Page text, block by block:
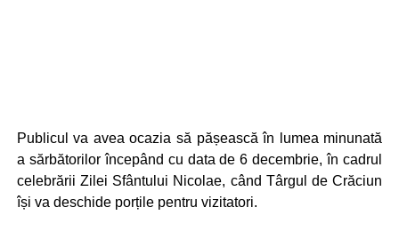
Publicul va avea ocazia să pășească în lumea minunată
a sărbătorilor începând cu data de 6 decembrie, în cadrul
celebrării Zilei Sfântului Nicolae, când Târgul de Crăciun
își va deschide porțile pentru vizitatori.